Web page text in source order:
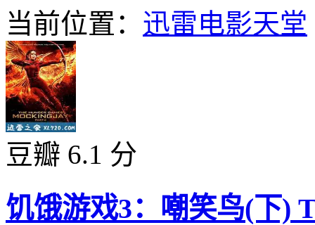
当前位置： 迅雷电影天堂
豆瓣 6.1 分
饥饿游戏3：嘲笑鸟(下)